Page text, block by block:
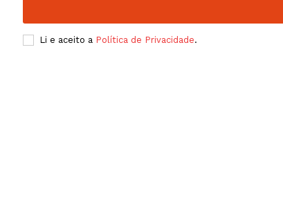
Li e aceito a Política de Privacidade.